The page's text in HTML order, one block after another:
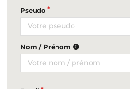
Pseudo
Nom / Prénom